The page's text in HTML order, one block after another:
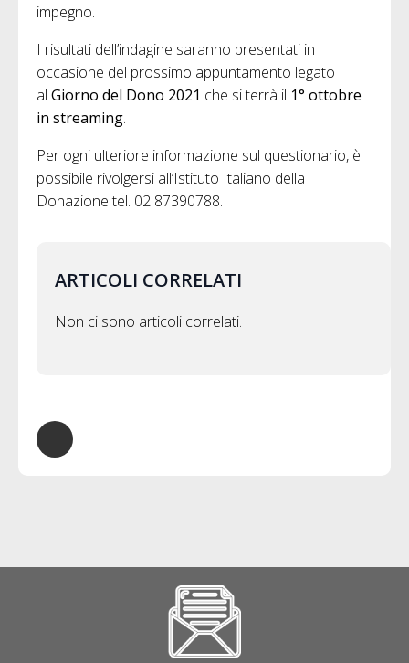
impegno.
I risultati dell’indagine saranno presentati in
occasione del prossimo appuntamento legato
al Giorno del Dono 2021 che si terrà il 1° ottobre
in streaming.
Per ogni ulteriore informazione sul questionario, è
possibile rivolgersi all’Istituto Italiano della
Donazione tel. 02 87390788.
ARTICOLI CORRELATI
Non ci sono articoli correlati.